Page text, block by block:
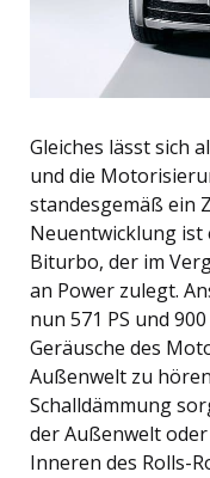
Gleiches lässt sich
und die
standesgemäß ein
Neuentwicklung ist
Biturbo, der im
an Power zulegt.
nun 571 PS und
Geräusche des
Außenwelt zu
Schalldämmung
der Außenwelt
Inneren des Rolls-